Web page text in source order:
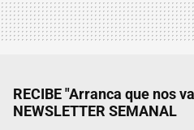
RECIBE "Arranca que nos
NEWSLETTER SEMANAL